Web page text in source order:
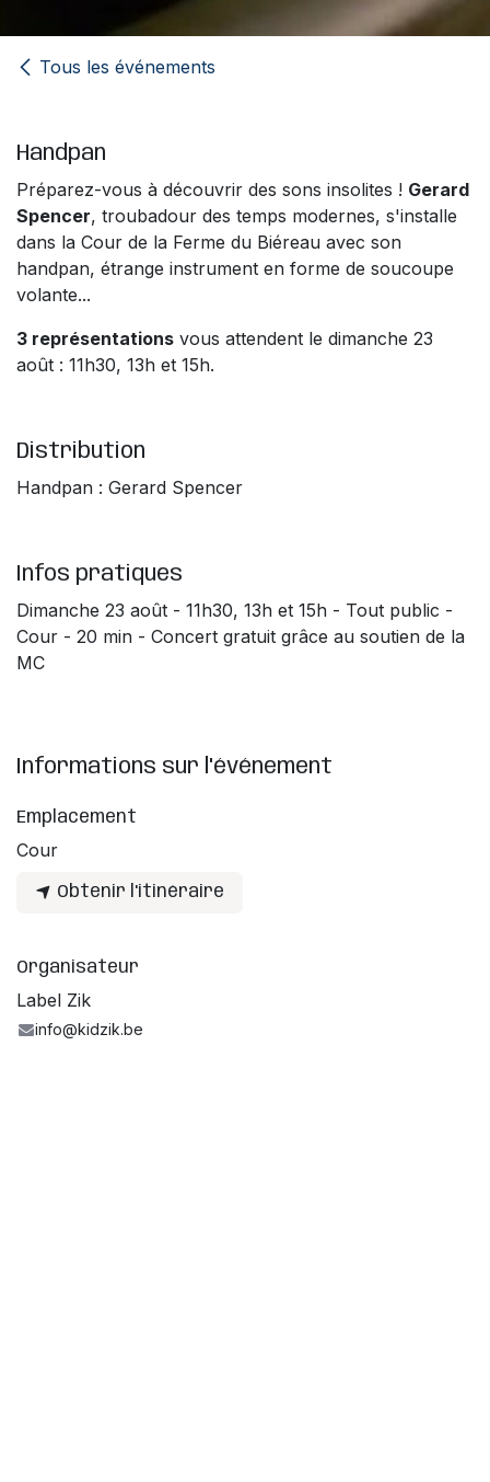
Tous les événements
Handpan
Préparez-vous à découvrir des sons insolites ! Gerard
Spencer, troubadour des temps modernes, s'installe
dans la Cour de la Ferme du Biéreau avec son
handpan, étrange instrument en forme de soucoupe
volante...
3 représentations vous attendent le dimanche 23
août : 11h30, 13h et 15h.
Distribution
Handpan : Gerard Spencer
Infos pratiques
Dimanche 23 août - 11h30, 13h et 15h - Tout public -
Cour - 20 min - Concert gratuit grâce au soutien de la
MC
Informations sur l'événement
Emplacement
Cour
Obtenir l'itinéraire
Organisateur
Label Zik
info@kidzik.be